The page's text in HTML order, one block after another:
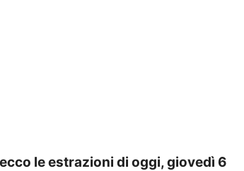
le estrazioni di oggi, giovedì 6